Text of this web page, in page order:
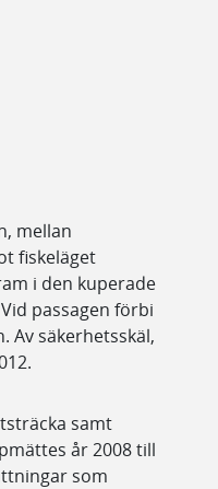
mellan
fiskeläget
i den kuperade
passagen förbi
Av säkerhetsskäl,
samt
år 2008 till
som